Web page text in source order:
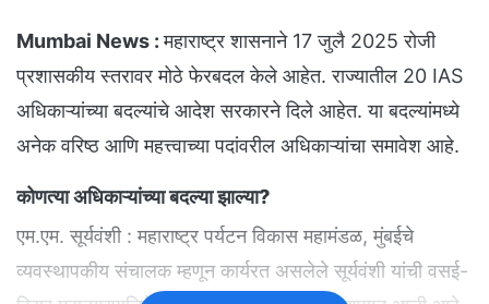
Mumbai News :महाराष्ट्र शासनाने 17 जुलै 2025 रोजी
प्रशासकीय स्तरावर मोठे फेरबदल केले आहेत. राज्यातील 20 IAS
अधिकाऱ्यांच्या बदल्यांचे आदेश सरकारने दिले आहेत. या बदल्यांमध्ये
अनेक वरिष्ठ आणि महत्त्वाच्या पदांवरील अधिकाऱ्यांचा समावेश आहे.
कोणत्या अधिकाऱ्यांच्या बदल्या झाल्या?
एम.एम. सूर्यवंशी : महाराष्ट्र पर्यटन विकास महामंडळ, मुंबईचे
व्यवस्थापकीय संचालक म्हणून कार्यरत असलेले सूर्यवंशी यांची वसई-